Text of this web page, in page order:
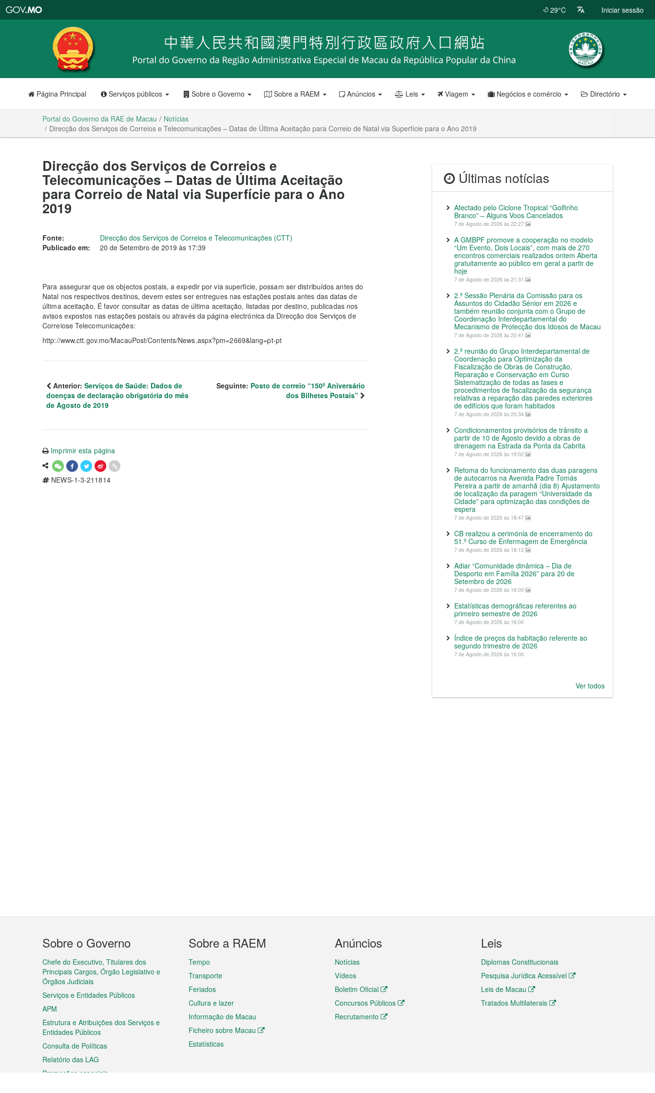
RAE
de
Macau
29°C Iniciar sessão
Página Principal Serviços públicos Sobre o Governo Sobre a RAEM Anúncios Leis Viagem Negócios e comércio Directório
Portal do Governo da RAE de Macau
Notícias
Direcção dos Serviços de Correios e Telecomunicações – Datas de Última Aceitação para Correio de Natal via Superfície para o Ano 2019
Direcção dos Serviços de Correios e
Telecomunicações – Datas de Última Aceitação
para Correio de Natal via Superfície para o Ano
2019
Fonte:
Direcção dos Serviços de Correios e Telecomunicações (CTT)
Publicado em:
20 de Setembro de 2019 às 17:39
Para assegurar que os objectos postais, a expedir por via superficie, possam ser distribuídos antes do
Natal nos respectivos destinos, devem estes ser entregues nas estações postais antes das datas de
última aceitação. É favor consultar as datas de última aceitação, listadas por destino, publicadas nos
avisos expostos nas estações postais ou através da página electrónica da Direcção dos Serviços de
Correiose Telecomunicações:
http://www.ctt.gov.mo/MacauPost/Contents/News.aspx?pm=2669&lang=pt-pt
Anterior: Serviços de Saúde: Dados de
doenças de declaração obrigatória do mês
de Agosto de 2019
Seguinte: Posto de correio “150º Aniversário
dos Bilhetes Postais”
Imprimir esta página
NEWS-1-3-211814
Últimas notícias
Afectado pelo Ciclone Tropical “Golfinho
Branco” – Alguns Voos Cancelados
7 de Agosto de 2026 às 22:27
A GMBPF promove a cooperação no modelo
“Um Evento, Dois Locais”, com mais de 270
encontros comerciais realizados ontem Aberta
gratuitamente ao público em geral a partir de
hoje
7 de Agosto de 2026 às 21:31
2.ª Sessão Plenária da Comissão para os
Assuntos do Cidadão Sénior em 2026 e
também reunião conjunta com o Grupo de
Coordenação Interdepartamental do
Mecanismo de Protecção dos Idosos de Macau
7 de Agosto de 2026 às 20:41
2.ª reunião do Grupo Interdepartamental de
Coordenação para Optimização da
Fiscalização de Obras de Construção,
Reparação e Conservação em Curso
Sistematização de todas as fases e
procedimentos de fiscalização da segurança
relativas a reparação das paredes exteriores
de edifícios que foram habitados
7 de Agosto de 2026 às 20:34
Condicionamentos provisórios de trânsito a
partir de 10 de Agosto devido a obras de
drenagem na Estrada da Ponta da Cabrita
7 de Agosto de 2026 às 19:02
Retoma do funcionamento das duas paragens
de autocarros na Avenida Padre Tomás
Pereira a partir de amanhã (dia 8) Ajustamento
de localização da paragem “Universidade da
Cidade” para optimização das condições de
espera
7 de Agosto de 2026 às 18:47
CB realizou a cerimónia de encerramento do
51.º Curso de Enfermagem de Emergência
7 de Agosto de 2026 às 18:12
Adiar “Comunidade dinâmica – Dia de
Desporto em Família 2026” para 20 de
Setembro de 2026
7 de Agosto de 2026 às 16:00
Estatísticas demográficas referentes ao
primeiro semestre de 2026
7 de Agosto de 2026 às 16:00
Índice de preços da habitação referente ao
segundo trimestre de 2026
7 de Agosto de 2026 às 16:00
Ver todos
Menu
do
rodapé
Sobre o Governo
Chefe do Executivo, Titulares dos
Principais Cargos, Órgão Legislativo e
Órgãos Judiciais
Serviços e Entidades Públicos
APM
Estrutura e Atribuições dos Serviços e
Entidades Públicos
Consulta de Políticas
Relatório das LAG
Promoções especiais
Sobre a RAEM
Tempo
Transporte
Feriados
Cultura e lazer
Informação de Macau
Ficheiro sobre Macau
Estatísticas
Anúncios
Notícias
Vídeos
Boletim Oficial
Concursos Públicos
Recrutamento
Leis
Diplomas Constitucionais
Pesquisa Jurídica Acessível
Leis de Macau
Tratados Multilaterais